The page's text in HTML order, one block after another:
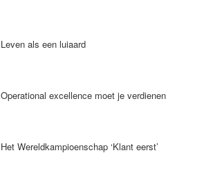
Leven als een luiaard
Operational excellence moet je verdienen
Het Wereldkampioenschap ‘Klant eerst’